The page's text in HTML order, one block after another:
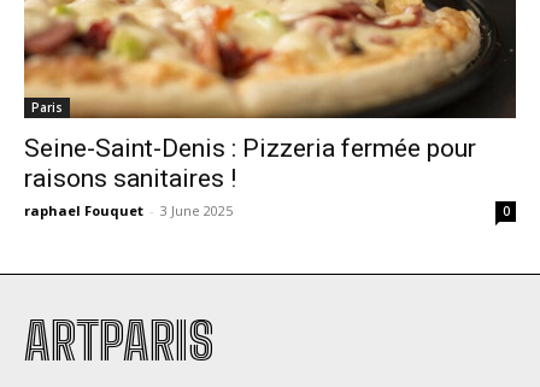
Paris
Seine-Saint-Denis : Pizzeria fermée pour
raisons sanitaires !
raphael Fouquet - 3 June 2025 0
ARTPARIS